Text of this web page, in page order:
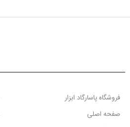
فروشگاه پاسارگاد ابزار
صفحه اصلی